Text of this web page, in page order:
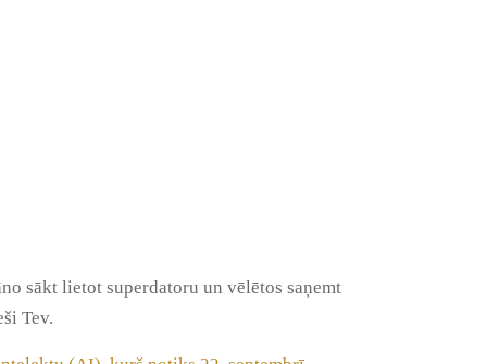
sākt lietot superdatoru un vēlētos saņemt
Tev.